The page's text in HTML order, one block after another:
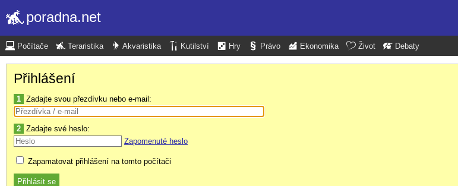
poradna.net
Počítače Teraristika Akvaristika Kutilství Hry Právo Ekonomika Život Debaty
Přihlášení
1 Zadajte svou přezdívku nebo e-mail:
2 Zadajte své heslo:
Zapomenuté heslo
Zapamatovat přihlášení na tomto počítači